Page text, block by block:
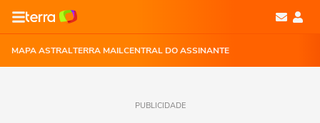
MAPA ASTRALTERRA MAILCENTRAL DO ASSINANTE
PUBLICIDADE